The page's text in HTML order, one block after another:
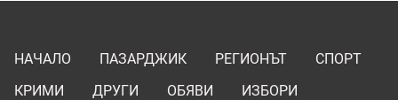
НАЧАЛО ПАЗАРДЖИК РЕГИОНЪТ
СПОРТ
КРИМИ
ДРУГИ ОБЯВИ
ИЗБОРИ